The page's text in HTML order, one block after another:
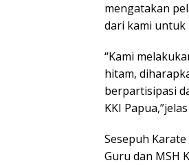
mengatakan
dari kami untuk
“Kami
hitam,
berpartisipasi
KKI
Sesepuh
Guru dan MSH